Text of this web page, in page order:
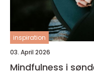
inspiration
03. April 2026
Mindfulness i